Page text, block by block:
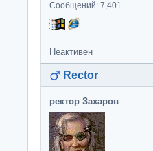
Сообщений: 7,401
Неактивен
Rector
ректор Захаров